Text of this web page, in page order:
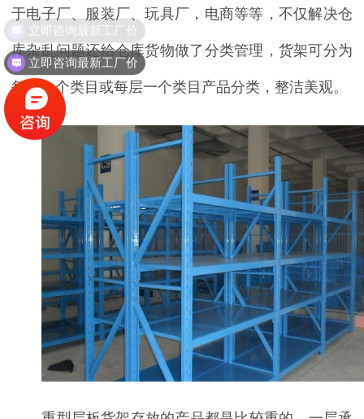
于电子厂、服装厂、玩具厂，电商等等，不仅解决仓
库杂乱问题还给仓库货物做了分类管理，货架可分为
每套一个类目或每层一个类目产品分类，整洁美观。
立即咨询最新工厂价
立即咨询最新工厂价